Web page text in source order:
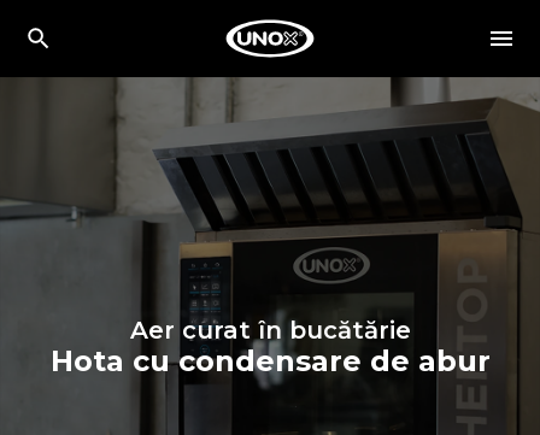
Aer curat în bucătărie
Hota cu condensare de abur